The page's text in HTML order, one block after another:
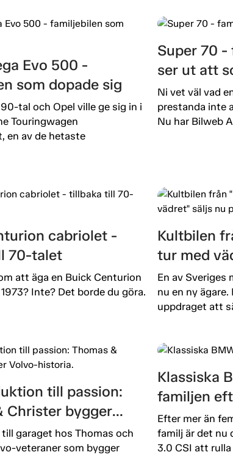
Evo 500 -
som dopade sig
tal och Opel ville ge sig in i
Touringwagen
en av de hetaste
Super 70 -
ser ut att
Ni vet väl vad
prestanda inte
Nu har Bilweb
cabriolet -
70-talet
att äga en Buick Centurion
Inte? Det borde du göra.
Kultbilen
tur med
Bilweb
En av Sveriges
nu en ny
uppdraget att
till passion:
Christer bygger
garaget hos Thomas och
veteraner som bygger
Klassiska
familjen
Efter mer än
familj är det nu
3.0 CSI att rulla